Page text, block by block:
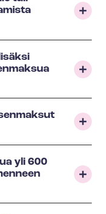
yli 600